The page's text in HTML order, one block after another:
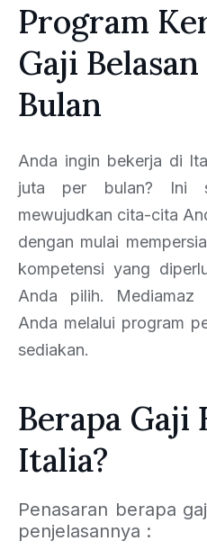
Program
Gaji
Bulan
Anda ingin bekerja di
juta per bulan? Ini
mewujudkan cita-cita
dengan mulai
kompetensi yang
Anda pilih. Mediamaz
Anda melalui program
sediakan.
Berapa Gaji
Italia?
Penasaran berapa
penjelasannya :